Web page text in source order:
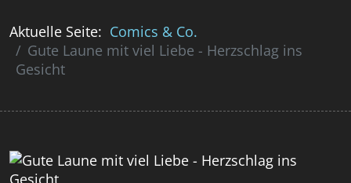
Aktuelle Seite: Comics & Co.
Gute Laune mit viel Liebe - Herzschlag ins
Gesicht